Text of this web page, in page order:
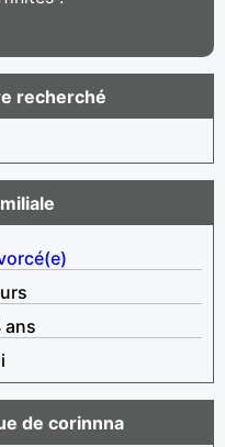
recherché
ans
de corinnna